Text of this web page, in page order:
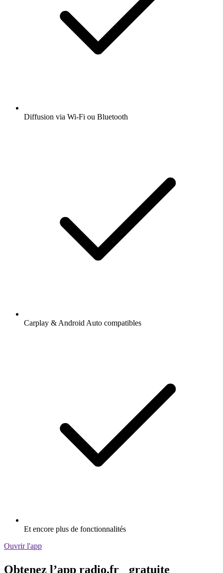
Diffusion via Wi-Fi ou Bluetooth
Carplay & Android Auto compatibles
Et encore plus de fonctionnalités
Ouvrir l'app
Obtenez l’app radio.fr gratuite